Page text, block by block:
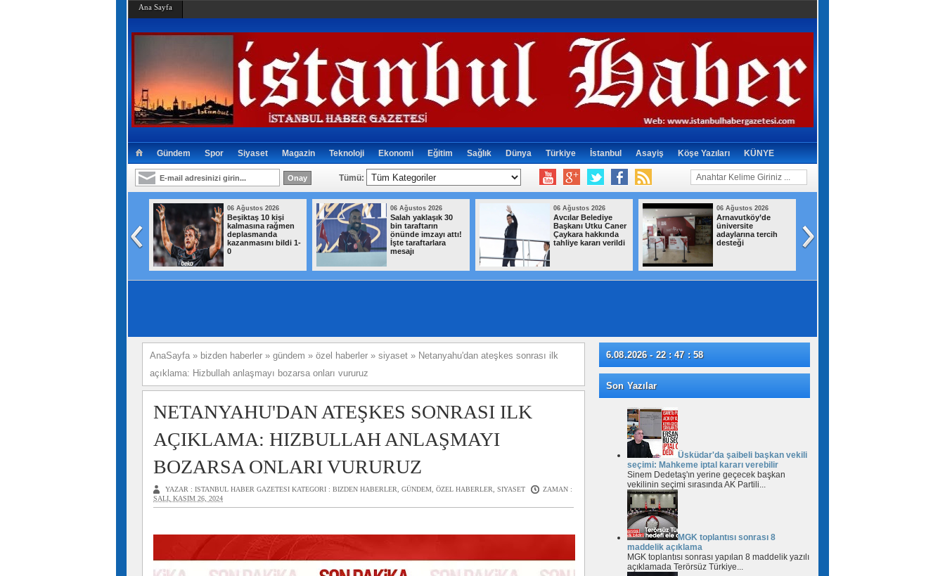
Ana Sayfa
Gündem Spor Siyaset Magazin Teknoloji Ekonomi Eğitim Sağlık Dünya Türkiye İstanbul Asayiş Köşe Yazıları KÜNYE
Tümü:
06 Ağustos 2026
Beşiktaş 10 kişi
kalmasına rağmen
deplasmanda
kazanmasını bildi 1-
0
06 Ağustos 2026
Salah yaklaşık 30
bin taraftarın
önünde imzayı attı!
İşte taraftarlara
mesajı
06 Ağustos 2026
Avcılar Belediye
Başkanı Utku Caner
Çaykara hakkında
tahliye kararı verildi
06 Ağustos 2026
Arnavutköy’de
üniversite
adaylarına tercih
desteği
AnaSayfa » bizden haberler » gündem » özel haberler » siyaset » Netanyahu'dan ateşkes sonrası ilk
açıklama: Hizbullah anlaşmayı bozarsa onları vururuz
NETANYAHU'DAN ATEŞKES SONRASI ILK
AÇIKLAMA: HIZBULLAH ANLAŞMAYI
BOZARSA ONLARI VURURUZ
YAZAR : ISTANBUL HABER GAZETESI KATEGORI : BIZDEN HABERLER, GÜNDEM, ÖZEL HABERLER, SIYASET
ZAMAN :
SALI, KASIM 26, 2024
6.08.2026 - 22 : 47 : 58
Son Yazılar
Üsküdar'da şaibeli başkan vekili
seçimi: Mahkeme iptal kararı verebilir
Sinem Dedetaş'ın yerine geçecek başkan
vekilinin seçimi sırasında AK Partili...
MGK toplantısı sonrası 8
maddelik açıklama
MGK toplantısı sonrası yapılan 8 maddelik yazılı
açıklamada Terörsüz Türkiye...